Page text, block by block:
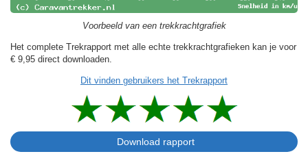
Voorbeeld van een trekkrachtgrafiek
Het complete Trekrapport met alle echte trekkrachtgrafieken kan je voor
€ 9,95 direct downloaden.
Dit vinden gebruikers het Trekrapport